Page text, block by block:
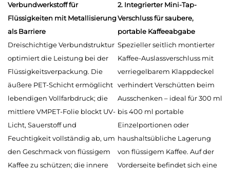
Verbundwerkstoff für
Flüssigkeiten mit Metallisierung
als Barriere
Dreischichtige Verbundstruktur
optimiert die Leistung bei der
Flüssigkeitsverpackung. Die
äußere PET-Schicht ermöglicht
lebendigen Vollfarbdruck; die
mittlere VMPET-Folie blockt UV-
Licht, Sauerstoff und
Feuchtigkeit vollständig ab, um
den Geschmack von flüssigem
Kaffee zu schützen; die innere
2. Integrierter Mini-Tap-
Verschluss für saubere,
portable Kaffeeabgabe
Spezieller seitlich montierter
Kaffee-Auslassverschluss mit
verriegelbarem Klappdeckel
verhindert Verschütten beim
Ausschenken – ideal für 300 ml
bis 400 ml portable
Einzelportionen oder
haushaltsübliche Lagerung
von flüssigem Kaffee. Auf der
Vorderseite befindet sich eine